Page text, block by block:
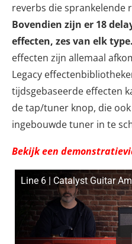
reverbs die sprankelende
Bovendien zijn er 18
effecten, zes van elk type.
effecten zijn allemaal
Legacy
tijdsgebaseerde effecten
de tap/tuner knop, die
ingebouwde tuner in te
Bekijk een
Line 6 | Catalyst Guitar